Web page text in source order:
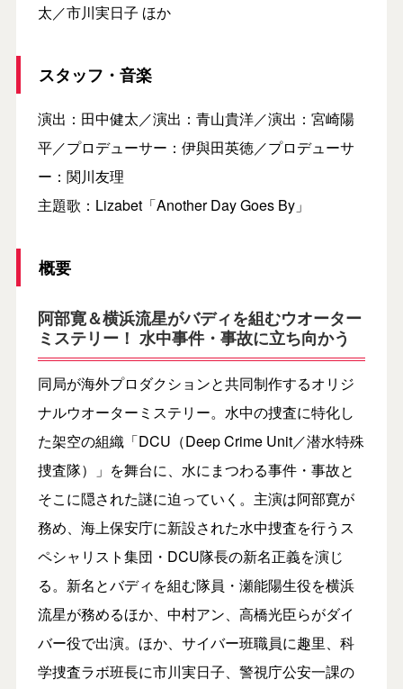
太／市川実日子 ほか
スタッフ・音楽
演出：田中健太／演出：青山貴洋／演出：宮崎陽
平／プロデューサー：伊與田英徳／プロデューサ
ー：関川友理
主題歌：Lizabet「Another Day Goes By」
概要
阿部寛＆横浜流星がバディを組むウオーター
ミステリー！ 水中事件・事故に立ち向かう
同局が海外プロダクションと共同制作するオリジ
ナルウオーターミステリー。水中の捜査に特化し
た架空の組織「DCU（Deep Crime Unit／潜水特殊
捜査隊）」を舞台に、水にまつわる事件・事故と
そこに隠された謎に迫っていく。主演は阿部寛が
務め、海上保安庁に新設された水中捜査を行うス
ペシャリスト集団・DCU隊長の新名正義を演じ
る。新名とバディを組む隊員・瀬能陽生役を横浜
流星が務めるほか、中村アン、高橋光臣らがダイ
バー役で出演。ほか、サイバー班職員に趣里、科
学捜査ラボ班長に市川実日子、警視庁公安一課の